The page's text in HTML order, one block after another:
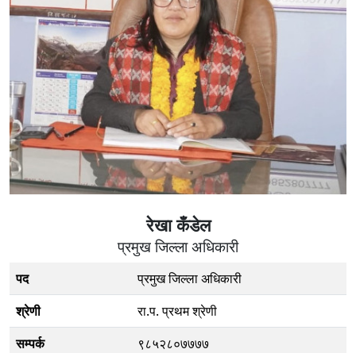
रेखा कँडेल
प्रमुख जिल्ला अधिकारी
पद
प्रमुख जिल्ला अधिकारी
श्रेणी
रा.प. प्रथम श्रेणी
सम्पर्क
९८५२८०७७७७